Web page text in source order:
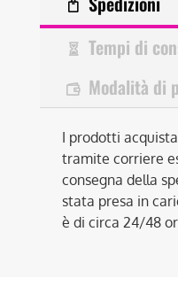
Tempi di
Modalità di
I prodotti
tramite corriere
consegna della
stata presa in
è di circa 24/48